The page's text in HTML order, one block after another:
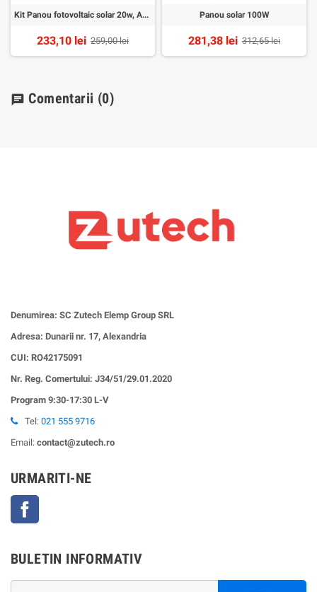
Kit Panou fotovoltaic solar 20w, Acumulator 12v7Ah, Controler 10A
233,10 lei 259,00 lei
Panou solar 100W
281,38 lei 312,65 lei
chat Comentarii (0)
Denumirea: SC Zutech Elemp Group SRL
Adresa: Dunarii nr. 17, Alexandria
CUI: RO42175091
Nr. Reg. Comertului: J34/51/29.01.2020
Program 9:30-17:30 L-V
Tel: 021 555 9716
Email: contact@zutech.ro
URMARITI-NE
BULETIN INFORMATIV